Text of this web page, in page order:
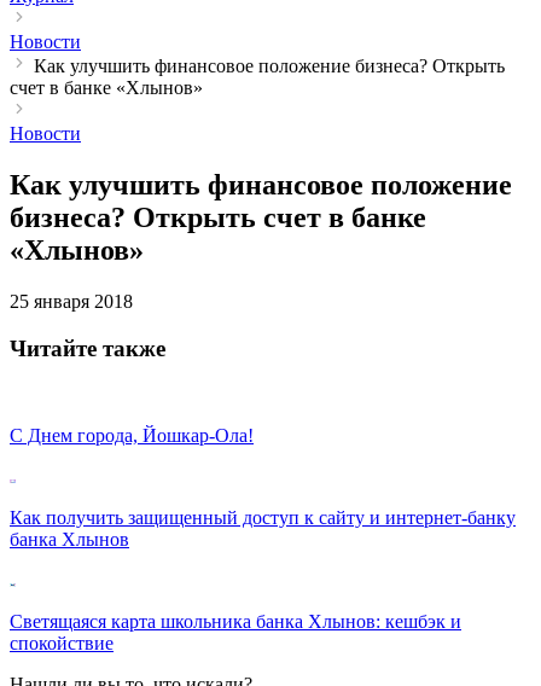
Новости
Как улучшить финансовое положение бизнеса? Открыть
счет в банке «Хлынов»
Новости
Как улучшить финансовое положение
бизнеса? Открыть счет в банке
«Хлынов»
25 января 2018
Читайте также
С Днем города, Йошкар-Ола!
Как получить защищенный доступ к сайту и интернет-банку
банка Хлынов
Светящаяся карта школьника банка Хлынов: кешбэк и
спокойствие